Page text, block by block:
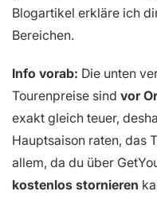
Blogartikel erkläre ich
Bereichen.
Info vorab: Die unten
Tourenpreise sind vor
exakt gleich teuer,
Hauptsaison raten, das
allem, da du über
kostenlos stornieren